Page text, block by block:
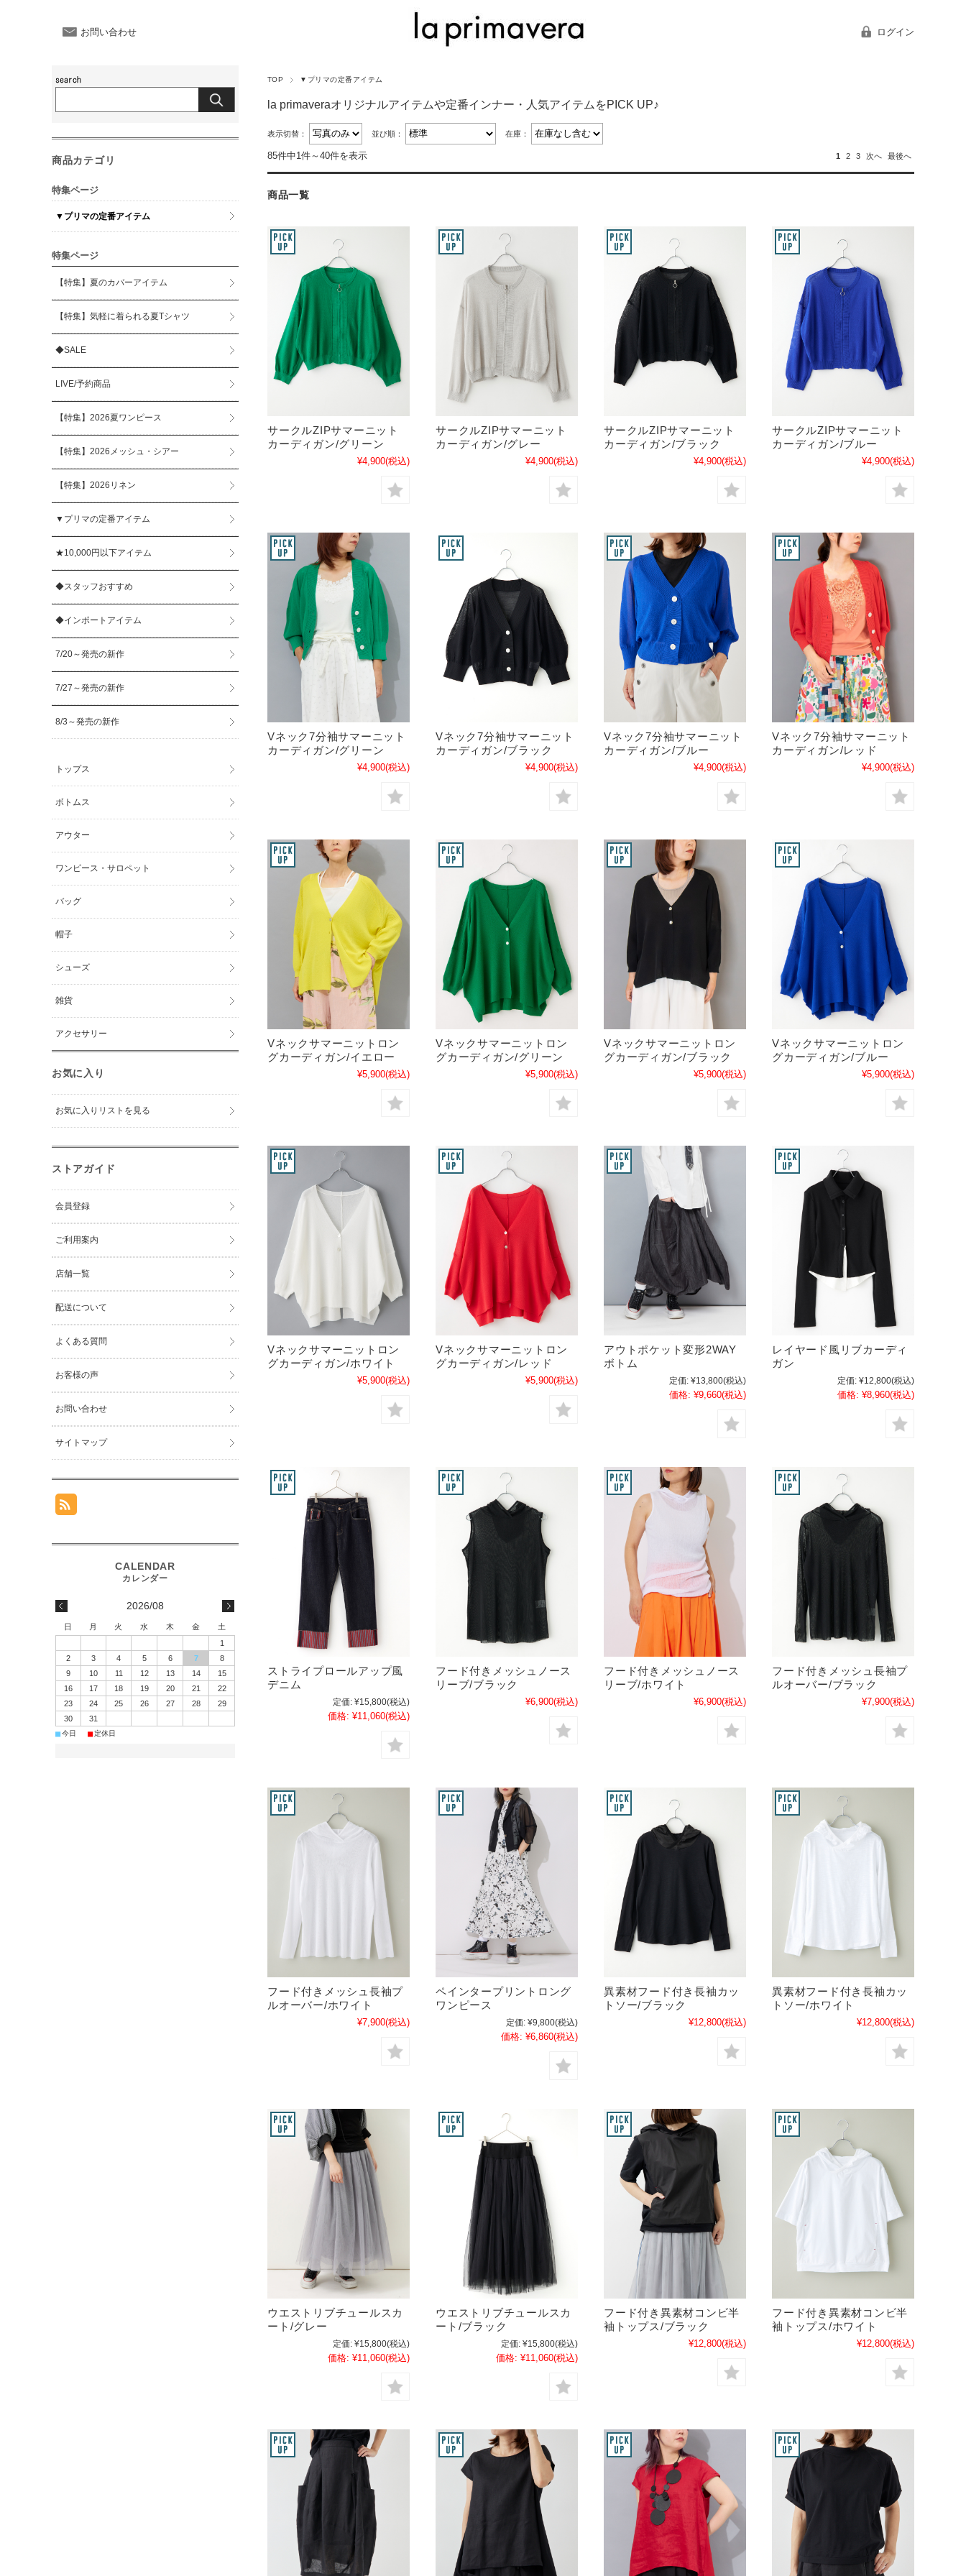
お問い合わせ ログイン
TOP ▼プリマの定番アイテム
la primaveraオリジナルアイテムや定番インナー・人気アイテムをPICK UP♪
表示切替： 並び順： 在庫：
85件中1件～40件を表示 1 2 3 次へ 最後へ
商品一覧
サークルZIPサマーニット
カーディガン/グリーン
¥4,900(税込)
サークルZIPサマーニット
カーディガン/グレー
¥4,900(税込)
サークルZIPサマーニット
カーディガン/ブラック
¥4,900(税込)
サークルZIPサマーニット
カーディガン/ブルー
¥4,900(税込)
Vネック7分袖サマーニット
カーディガン/グリーン
¥4,900(税込)
Vネック7分袖サマーニット
カーディガン/ブラック
¥4,900(税込)
Vネック7分袖サマーニット
カーディガン/ブルー
¥4,900(税込)
Vネック7分袖サマーニット
カーディガン/レッド
¥4,900(税込)
Vネックサマーニットロン
グカーディガン/イエロー
¥5,900(税込)
Vネックサマーニットロン
グカーディガン/グリーン
¥5,900(税込)
Vネックサマーニットロン
グカーディガン/ブラック
¥5,900(税込)
Vネックサマーニットロン
グカーディガン/ブルー
¥5,900(税込)
Vネックサマーニットロン
グカーディガン/ホワイト
¥5,900(税込)
Vネックサマーニットロン
グカーディガン/レッド
¥5,900(税込)
アウトポケット変形2WAY
ボトム
定価: ¥13,800(税込)
価格: ¥9,660(税込)
レイヤード風リブカーディ
ガン
定価: ¥12,800(税込)
価格: ¥8,960(税込)
ストライプロールアップ風
デニム
定価: ¥15,800(税込)
価格: ¥11,060(税込)
フード付きメッシュノース
リーブ/ブラック
¥6,900(税込)
フード付きメッシュノース
リーブ/ホワイト
¥6,900(税込)
フード付きメッシュ長袖プ
ルオーバー/ブラック
¥7,900(税込)
フード付きメッシュ長袖プ
ルオーバー/ホワイト
¥7,900(税込)
ペインタープリントロング
ワンピース
定価: ¥9,800(税込)
価格: ¥6,860(税込)
異素材フード付き長袖カッ
トソー/ブラック
¥12,800(税込)
異素材フード付き長袖カッ
トソー/ホワイト
¥12,800(税込)
ウエストリブチュールスカ
ート/グレー
定価: ¥15,800(税込)
価格: ¥11,060(税込)
ウエストリブチュールスカ
ート/ブラック
定価: ¥15,800(税込)
価格: ¥11,060(税込)
フード付き異素材コンビ半
袖トップス/ブラック
¥12,800(税込)
フード付き異素材コンビ半
袖トップス/ホワイト
¥12,800(税込)
商品カテゴリ
特集ページ
▼プリマの定番アイテム
特集ページ
【特集】夏のカバーアイテム
【特集】気軽に着られる夏Tシャツ
◆SALE
LIVE/予約商品
【特集】2026夏ワンピース
【特集】2026メッシュ・シアー
【特集】2026リネン
▼プリマの定番アイテム
★10,000円以下アイテム
◆スタッフおすすめ
◆インポートアイテム
7/20～発売の新作
7/27～発売の新作
8/3～発売の新作
トップス
ボトムス
アウター
ワンピース・サロペット
バッグ
帽子
シューズ
雑貨
アクセサリー
お気に入り
お気に入りリストを見る
ストアガイド
会員登録
ご利用案内
店舗一覧
配送について
よくある質問
お客様の声
お問い合わせ
サイトマップ
2026/08
日 月 火 水 木 金
土
1
2
3 4 5 6 7
8
9
10 11 12 13 14
15
16
17 18 19 20 21
22
23
24 25 26 27 28
29
30
31
■今日 ■定休日